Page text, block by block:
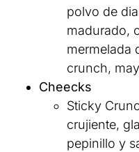
polvo de
madurado,
mermelada
crunch,
Cheecks
Sticky
crujiente,
pepinillo y